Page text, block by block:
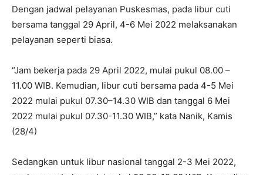
Dengan jadwal pelayanan Puskesmas, pada libur cuti
bersama tanggal 29 April, 4-6 Mei 2022 melaksanakan
pelayanan seperti biasa.
“Jam bekerja pada 29 April 2022, mulai pukul 08.00 –
11.00 WIB. Kemudian, libur cuti bersama pada 4-5 Mei
2022 mulai pukul 07.30–14.30 WIB dan tanggal 6 Mei
2022 mulai pukul 07.30-11.30 WIB,” kata Nanik, Kamis
(28/4)
Sedangkan untuk libur nasional tanggal 2-3 Mei 2022,